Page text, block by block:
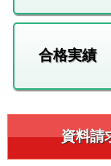
合格実績
資料請